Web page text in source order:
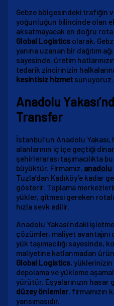
Gebze bölgesindeki trafiğin
yoğunluğun bilincinde olan
aksatmayacak en doğru rota
Global Logisticsolarak,
yanına uzanan bir dağıtım
sayesinde, üretim
tedarik zincirinizin
kesintisiz hizmetsunuyoruz.
Anadolu
Transfer
İstanbul’un Anadolu
alanlarının iç içe geçtiği
şehirlerarası taşımacılıkta
büyüktür. Firmamız, anadolu
Tuzla’dan Kadıköy’e kadar
gösterir. Toplama
yükler, gitmesi gereken
hızla sevk edilir.
Anadolu Yakası’ndaki
çözümler, maliyet
yük taşımacılığı sayesinde,
maliyetine katlanmadan
Global Logistics, yüklerinizin
depolama ve yükleme
yürütür. Eşyalarınızın hasar
düzey önlemler, firmamızın
yansımasıdır.